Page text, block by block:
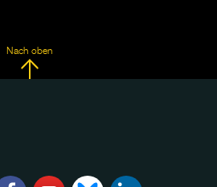
Nach oben